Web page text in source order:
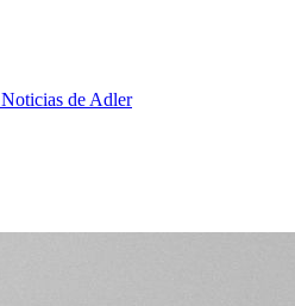
Noticias de Adler